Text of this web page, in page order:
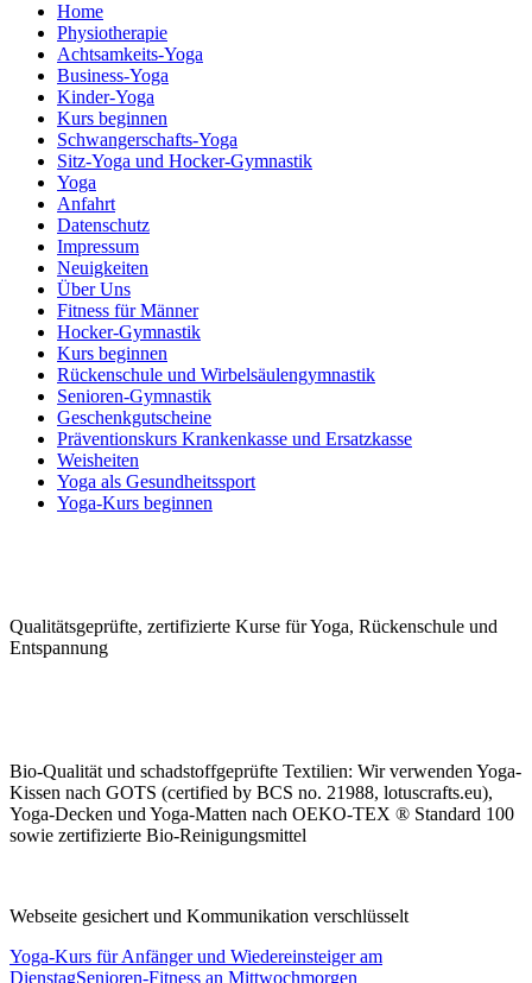
Home
Physiotherapie
Achtsamkeits-Yoga
Business-Yoga
Kinder-Yoga
Kurs beginnen
Schwanger­schafts-Yoga
Sitz-Yoga und Hocker-Gymnastik
Yoga
Anfahrt
Datenschutz
Impressum
Neuigkeiten
Über Uns
Fitness für Männer
Hocker-Gymnastik
Kurs beginnen
Rückenschule und Wirbelsäulen­gymnastik
Senioren-Gymnastik
Geschenkgutscheine
Präventionskurs Krankenkasse und Ersatzkasse
Weisheiten
Yoga als Gesundheitssport
Yoga-Kurs beginnen
Qualitäts­geprüfte, zerti­fizierte Kurse für Yoga, Rücken­schule und
Ent­spannung
Bio-Qualität und schad­stoffge­prüfte Tex­tilien: Wir ver­wen­den Yoga-
Kissen nach GOTS (certified by BCS no. 21988, lotuscrafts.eu),
Yoga-Decken und Yoga-Matten nach OEKO-TEX ® Standard 100
sowie zerti­fizierte Bio-Rei­nigungs­mittel
Webseite gesichert und Kommunikation verschlüsselt
Yoga-Kurs für Anfänger und Wiedereinsteiger am
DienstagSenioren-Fitness an Mittwochmorgen